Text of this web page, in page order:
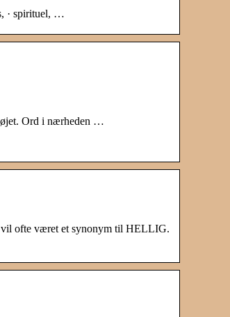
· spirituel, …
Ord i nærheden …
vil ofte været et synonym til HELLIG.